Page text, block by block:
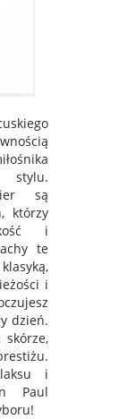
stylu.
są
którzy
i
te
i
dzień.
i
Paul